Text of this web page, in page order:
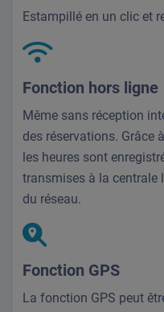
Estampillé en un clic et
Fonction hors ligne
Même sans réception
des réservations. Grâce
les heures sont
transmises à la centrale
du réseau.
Fonction GPS
La fonction GPS peut